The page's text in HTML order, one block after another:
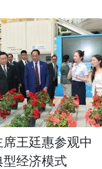
王廷惠参观中
型经济模式